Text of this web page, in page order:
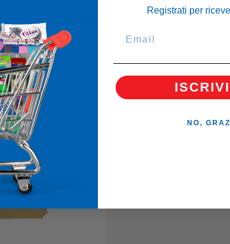
acquistato anche:
Registrati per
NO,